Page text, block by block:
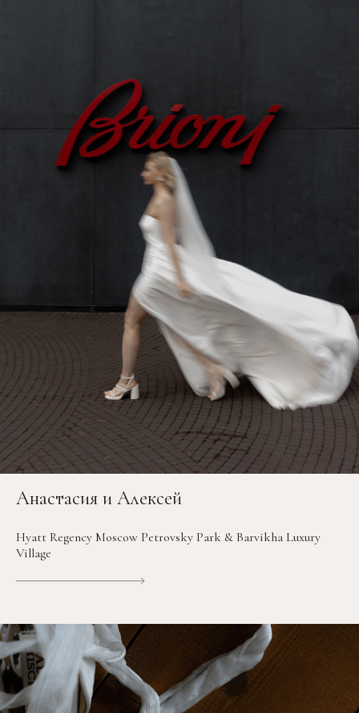
Анастасия и Алексей
Hyatt Regency Moscow Petrovsky Park & Barvikha Luxury
Village